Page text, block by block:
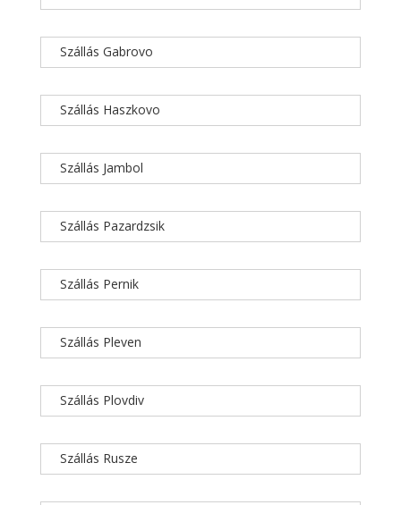
Szállás Gabrovo
Szállás Haszkovo
Szállás Jambol
Szállás Pazardzsik
Szállás Pernik
Szállás Pleven
Szállás Plovdiv
Szállás Rusze